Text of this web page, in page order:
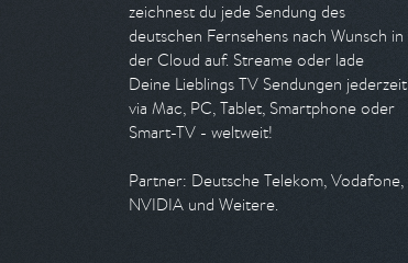
zeichnest du jede Sendung des
deutschen Fernsehens nach Wunsch in
der Cloud auf. Streame oder lade
Deine Lieblings TV Sendungen jederzeit
via Mac, PC, Tablet, Smartphone oder
Smart-TV - weltweit!
Partner: Deutsche Telekom, Vodafone,
NVIDIA und Weitere.